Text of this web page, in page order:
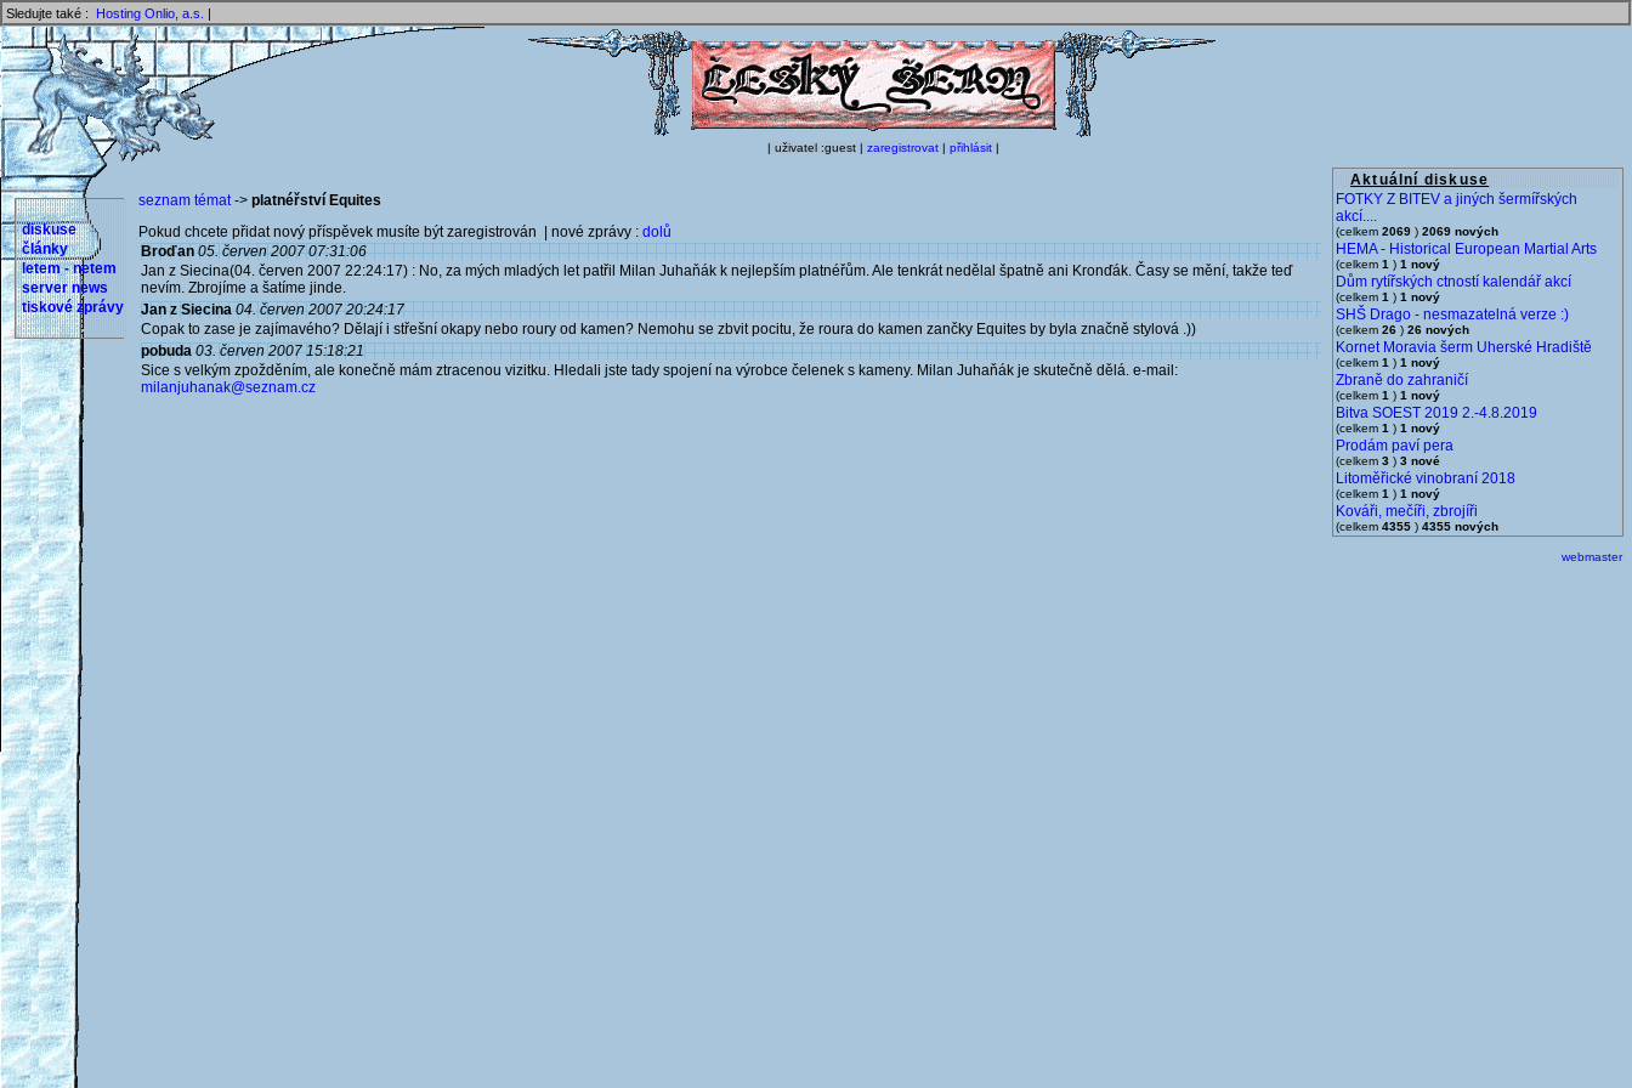
Sledujte také : Hosting Onlio, a.s. |
| uživatel :guest | zaregistrovat | přihlásit |
Aktuální diskuse
FOTKY Z BITEV a jiných šermířských
akcí....
(celkem 2069 ) 2069 nových
HEMA - Historical European Martial Arts
(celkem 1 ) 1 nový
Dům rytířských ctností kalendář akcí
(celkem 1 ) 1 nový
SHŠ Drago - nesmazatelná verze :)
(celkem 26 ) 26 nových
Kornet Moravia šerm Uherské Hradiště
(celkem 1 ) 1 nový
Zbraně do zahraničí
(celkem 1 ) 1 nový
Bitva SOEST 2019 2.-4.8.2019
(celkem 1 ) 1 nový
Prodám paví pera
(celkem 3 ) 3 nové
Litoměřické vinobraní 2018
(celkem 1 ) 1 nový
Kováři, mečíři, zbrojíři
(celkem 4355 ) 4355 nových
diskuse
články
letem - netem
server news
tiskové zprávy
seznam témat-> platnéřství Equites
Pokud chcete přidat nový příspěvek musíte být zaregistrován | nové zprávy : dolů
Broďan 05. červen 2007 07:31:06
Jan z Siecina(04. červen 2007 22:24:17) : No, za mých mladých let patřil Milan Juhaňák k nejlepším platnéřům. Ale tenkrát nedělal špatně ani Kronďák. Časy se mění, takže teď
nevím. Zbrojíme a šatíme jinde.
Jan z Siecina 04. červen 2007 20:24:17
Copak to zase je zajímavého? Dělají i střešní okapy nebo roury od kamen? Nemohu se zbvit pocitu, že roura do kamen zančky Equites by byla značně stylová .))
pobuda 03. červen 2007 15:18:21
Sice s velkým zpožděním, ale konečně mám ztracenou vizitku. Hledali jste tady spojení na výrobce čelenek s kameny. Milan Juhaňák je skutečně dělá. e-mail:
milanjuhanak@seznam.cz
webmaster